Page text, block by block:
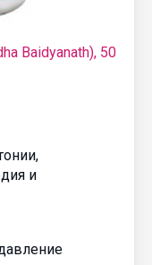
Baidyanath), 50
и